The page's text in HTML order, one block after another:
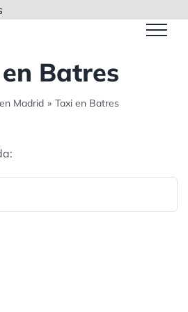
Batres
Madrid » Taxi en Batres